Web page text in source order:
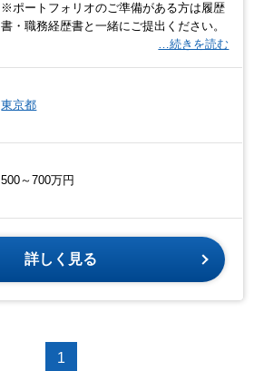
※ポートフォリオのご準備がある方は履歴
書・職務経歴書と一緒にご提出ください。
…続きを読む
東京都
500～700万円
詳しく見る
1